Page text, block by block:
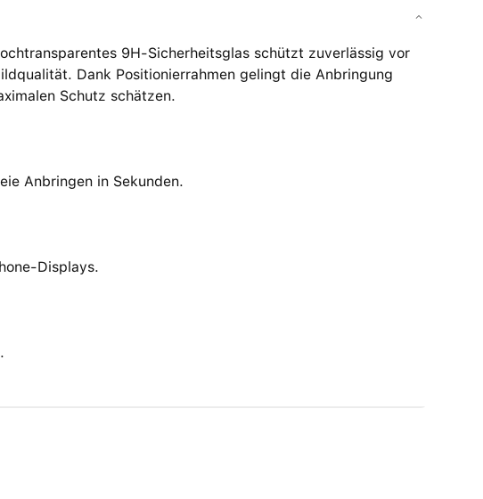
9H-Sicherheitsglas schützt zuverlässig vor
Dank Positionierrahmen gelingt die Anbringung
Schutz schätzen.
Anbringen in Sekunden.
Displays.